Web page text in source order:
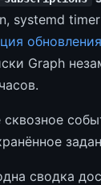
systemd
Graph
сквозное
сводка